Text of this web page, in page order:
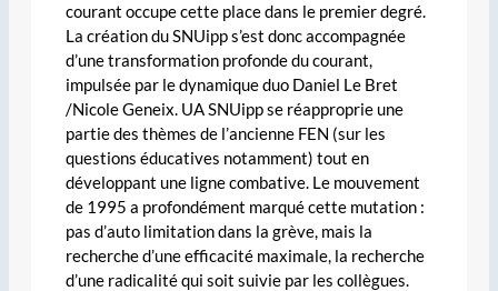
courant occupe cette place dans le premier degré.
La création du SNUipp s’est donc accompagnée
d’une transformation profonde du courant,
impulsée par le dynamique duo Daniel Le Bret
/Nicole Geneix. UA SNUipp se réapproprie une
partie des thèmes de l’ancienne FEN (sur les
questions éducatives notamment) tout en
développant une ligne combative. Le mouvement
de 1995 a profondément marqué cette mutation :
pas d’auto limitation dans la grève, mais la
recherche d’une efficacité maximale, la recherche
d’une radicalité qui soit suivie par les collègues.